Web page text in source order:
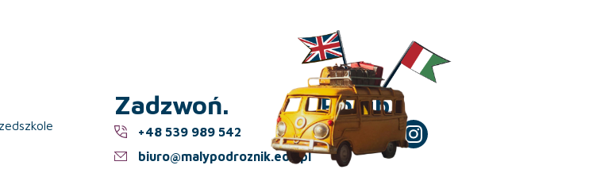
Zadzwoń.
+48 539 989 542
biuro@malypodroznik.edu.pl
Polub!